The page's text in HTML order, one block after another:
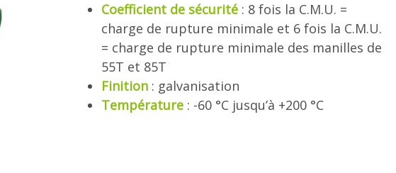
Coefficient de sécurité : 8 fois la C.M.U. =
charge de rupture minimale et 6 fois la C.M.U.
= charge de rupture minimale des manilles de
55T et 85T
Finition : galvanisation
Température : -60 °C jusqu’à +200 °C